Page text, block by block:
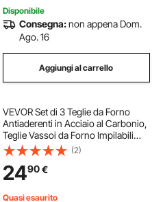
Disponibile
Consegna:non appena Dom.
Ago. 16
Aggiungi al carrello
VEVOR Set di 3 Teglie da Forno
Antiaderenti in Acciaio al Carbonio,
Teglie Vassoi da Forno Impilabili
con Manici in Silicone, Set di Teglie
da Forno per Cucina Pasticceria
Biscotti Torte Muffin, Pane
(2)
2490€
Quasi esaurito